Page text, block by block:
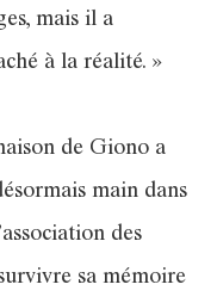
mais il a
à la réalité. »
de Giono a
main dans
des
sa mémoire